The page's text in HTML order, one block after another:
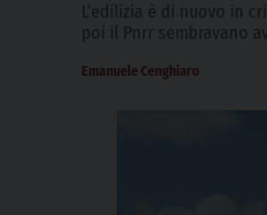
L’edilizia è di nuovo in
poi il Pnrr sembravano
Emanuele Cenghiaro